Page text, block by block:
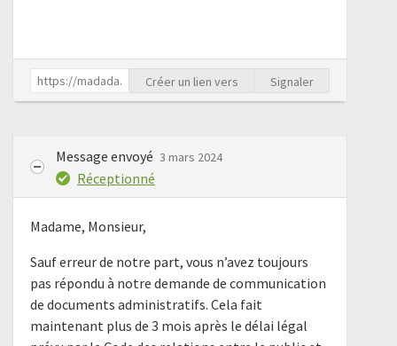
Créer un lien vers Signaler
Message envoyé 3 mars 2024
Réceptionné
Madame, Monsieur,
Sauf erreur de notre part, vous n’avez toujours
pas répondu à notre demande de communication
de documents administratifs. Cela fait
maintenant plus de 3 mois après le délai légal